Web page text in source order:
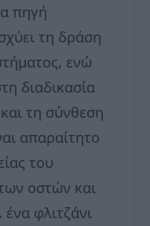
πηγή
τη δράση
ενώ
διαδικασία
τη σύνθεση
απαραίτητο
του
οστών και
φλιτζάνι